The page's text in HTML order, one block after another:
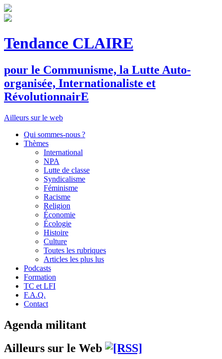
Tendance CLAIRE
pour le Communisme, la Lutte Auto-
organisée, Internationaliste et
RévolutionnairE
Ailleurs sur le web
Qui sommes-nous ?
Thèmes
International
NPA
Lutte de classe
Syndicalisme
Féminisme
Racisme
Religion
Économie
Écologie
Histoire
Culture
Toutes les rubriques
Articles les plus lus
Podcasts
Formation
TC et LFI
F.A.Q.
Contact
Agenda militant
Ailleurs sur le Web